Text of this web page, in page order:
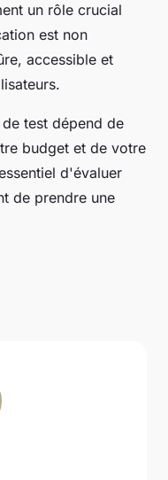
un rôle crucial
est non
accessible et
test dépend de
budget et de votre
d'évaluer
de prendre une